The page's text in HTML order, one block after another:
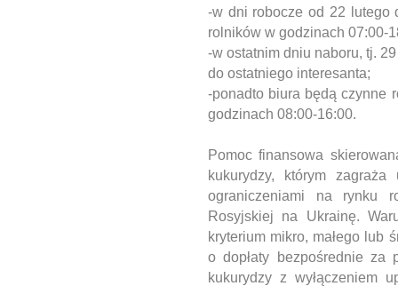
-w dni robocze od 22 lutego
rolników w godzinach 07:00-
-w ostatnim dniu naboru, tj.
do ostatniego interesanta;
-ponadto biura będą czynne
godzinach 08:00-16:00.
Pomoc finansowa
kukurydzy, którym
ograniczeniami na rynku
Rosyjskiej na Ukrainę.
kryterium mikro, małego lub
o dopłaty bezpośrednie za
kukurydzy z wyłączeniem